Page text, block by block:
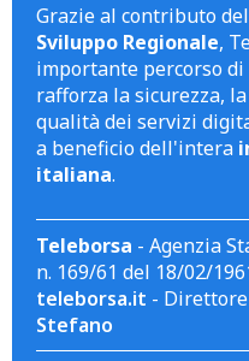
Grazie al contributo del
Sviluppo Regionale,
importante percorso
rafforza la sicurezza,
qualità dei servizi
a beneficio dell'intera
italiana.
Teleborsa - Agenzia
n. 169/61 del 18/02/
teleborsa.it -
Stefano